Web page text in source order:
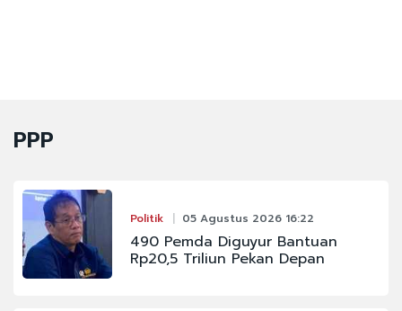
PPP
Politik 05 Agustus 2026 16:22
490 Pemda Diguyur Bantuan
Rp20,5 Triliun Pekan Depan